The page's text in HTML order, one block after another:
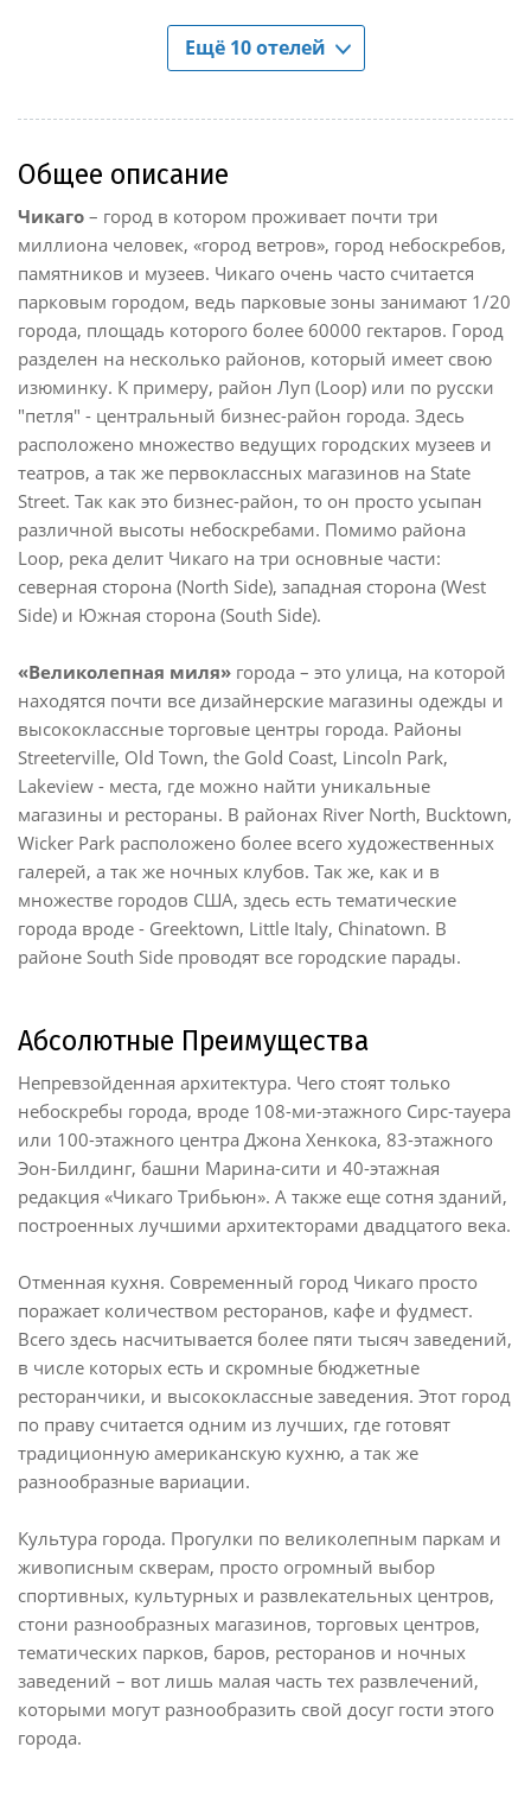
Ещё 10 отелей
Общее описание
Чикаго – город в котором проживает почти три
миллиона человек, «город ветров», город небоскребов,
памятников и музеев. Чикаго очень часто считается
парковым городом, ведь парковые зоны занимают 1/20
города, площадь которого более 60000 гектаров. Город
разделен на несколько районов, который имеет свою
изюминку. К примеру, район Луп (Loop) или по русски
"петля" - центральный бизнес-район города. Здесь
расположено множество ведущих городских музеев и
театров, а так же первоклассных магазинов на State
Street. Так как это бизнес-район, то он просто усыпан
различной высоты небоскребами. Помимо района
Loop, река делит Чикаго на три основные части:
северная сторона (North Side), западная сторона (West
Side) и Южная сторона (South Side).
«Великолепная миля» города – это улица, на которой
находятся почти все дизайнерские магазины одежды и
высококлассные торговые центры города. Районы
Streeterville, Old Town, the Gold Coast, Lincoln Park,
Lakeview - места, где можно найти уникальные
магазины и рестораны. В районах River North, Bucktown,
Wicker Park расположено более всего художественных
галерей, а так же ночных клубов. Так же, как и в
множестве городов США, здесь есть тематические
города вроде - Greektown, Little Italy, Chinatown. В
районе South Side проводят все городские парады.
Абсолютные Преимущества
Непревзойденная архитектура. Чего стоят только
небоскребы города, вроде 108-ми-этажного Сирс-тауера
или 100-этажного центра Джона Хенкока, 83-этажного
Эон-Билдинг, башни Марина-сити и 40-этажная
редакция «Чикаго Трибьюн». А также еще сотня зданий,
построенных лучшими архитекторами двадцатого века.
Отменная кухня. Современный город Чикаго просто
поражает количеством ресторанов, кафе и фудмест.
Всего здесь насчитывается более пяти тысяч заведений,
в числе которых есть и скромные бюджетные
ресторанчики, и высококлассные заведения. Этот город
по праву считается одним из лучших, где готовят
традиционную американскую кухню, а так же
разнообразные вариации.
Культура города. Прогулки по великолепным паркам и
живописным скверам, просто огромный выбор
спортивных, культурных и развлекательных центров,
стони разнообразных магазинов, торговых центров,
тематических парков, баров, ресторанов и ночных
заведений – вот лишь малая часть тех развлечений,
которыми могут разнообразить свой досуг гости этого
города.